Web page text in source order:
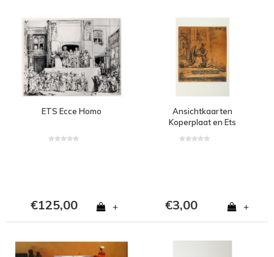
ETS Ecce Homo
€125,00 +
Ansichtkaarten
Koperplaat en Ets
€3,00 +